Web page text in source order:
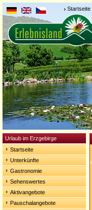
Startseite
Urlaub im Erzgebirge
Startseite
Unterkünfte
Gastronomie
Sehenswertes
Aktivangebote
Pauschalangebote